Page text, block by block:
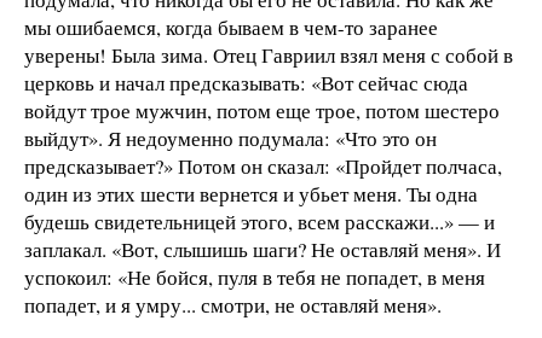
мы ошибаемся, когда бываем в чем-то заранее
уверены! Была зима. Отец Гавриил взял меня с собой в
церковь и начал предсказывать: «Вот сейчас сюда
войдут трое мужчин, потом еще трое, потом шестеро
выйдут». Я недоуменно подумала: «Что это он
предсказывает?» Потом он сказал: «Пройдет полчаса,
один из этих шести вернется и убьет меня. Ты одна
будешь свидетельницей этого, всем расскажи...» — и
заплакал. «Вот, слышишь шаги? Не оставляй меня». И
успокоил: «Не бойся, пуля в тебя не попадет, в меня
попадет, и я умру... смотри, не оставляй меня».